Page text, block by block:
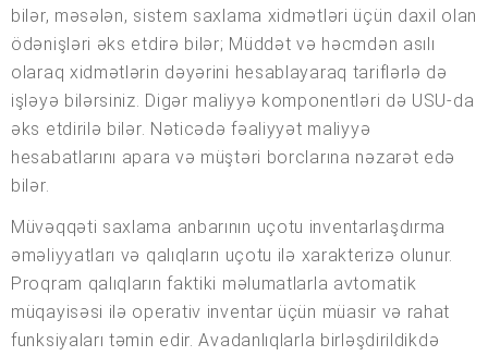
bilər, məsələn, sistem saxlama xidmətləri üçün daxil olan
ödənişləri əks etdirə bilər; Müddət və həcmdən asılı
olaraq xidmətlərin dəyərini hesablayaraq tariflərlə də
işləyə bilərsiniz. Digər maliyyə komponentləri də USU-da
əks etdirilə bilər. Nəticədə fəaliyyət maliyyə
hesabatlarını apara və müştəri borclarına nəzarət edə
bilər.
Müvəqqəti saxlama anbarının uçotu inventarlaşdırma
əməliyyatları və qalıqların uçotu ilə xarakterizə olunur.
Proqram qalıqların faktiki məlumatlarla avtomatik
müqayisəsi ilə operativ inventar üçün müasir və rahat
funksiyaları təmin edir. Avadanlıqlarla birləşdirildikdə